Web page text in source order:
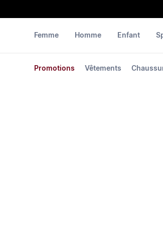
Femme
Promotions Vêtements
Homme Enfant